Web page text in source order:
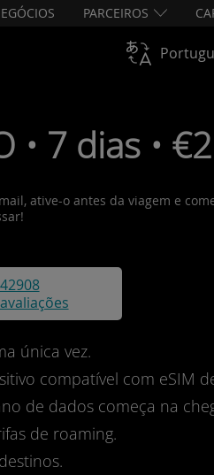
PARCEIROS
• 7 dias •
ative-o antes da viagem e
42908
avaliações
única vez.
compatível com eSIM
de dados começa na
de roaming.